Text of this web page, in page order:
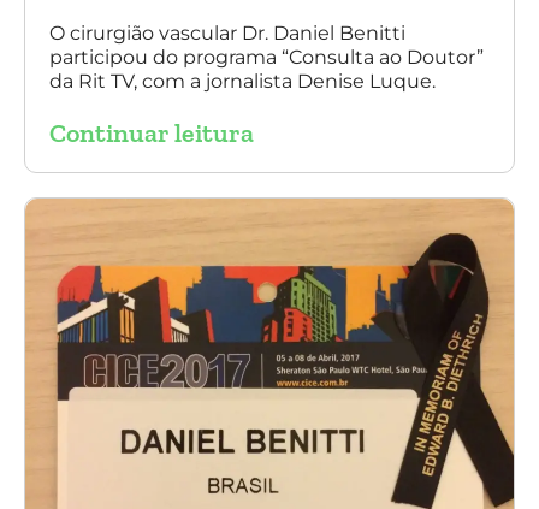
O cirurgião vascular Dr. Daniel Benitti
participou do programa “Consulta ao Doutor”
da Rit TV, com a jornalista Denise Luque.
Continuar leitura